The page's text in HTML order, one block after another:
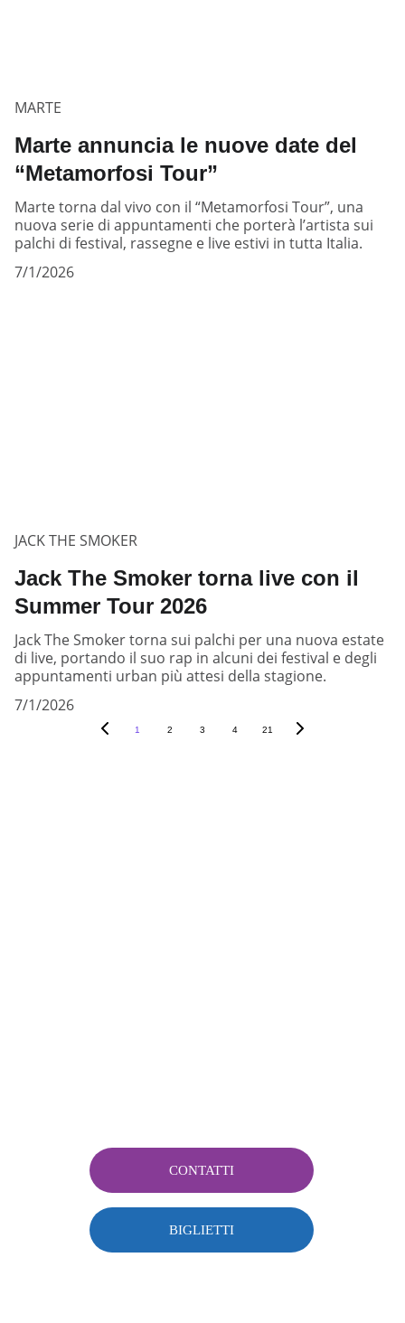
MARTE
Marte annuncia le nuove date del
“Metamorfosi Tour”
Marte torna dal vivo con il “Metamorfosi Tour”, una
nuova serie di appuntamenti che porterà l’artista sui
palchi di festival, rassegne e live estivi in tutta Italia.
7/1/2026
JACK THE SMOKER
Jack The Smoker torna live con il
Summer Tour 2026
Jack The Smoker torna sui palchi per una nuova estate
di live, portando il suo rap in alcuni dei festival e degli
appuntamenti urban più attesi della stagione.
7/1/2026
1 2 3 4 21
CONTATTI
BIGLIETTI